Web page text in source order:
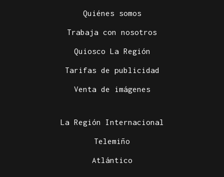
Quiénes somos
Trabaja con nosotros
Quiosco La Región
Tarifas de publicidad
Venta de imágenes
La Región Internacional
Telemiño
Atlántico